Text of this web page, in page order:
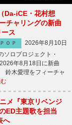
Da-iCE・花村想
チャリングの新曲
ース
ＯＰ
2026年8月10日
ロプロジェクト・
年8月18日に新曲
鈴木愛理をフィーチャ
メ『東京リベンジ
ED主題歌を担当
へ